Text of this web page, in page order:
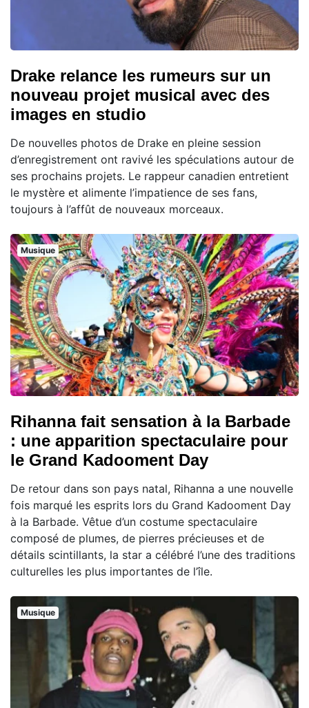
Drake relance les rumeurs sur un
nouveau projet musical avec des
images en studio
De nouvelles photos de Drake en pleine session
d’enregistrement ont ravivé les spéculations autour de
ses prochains projets. Le rappeur canadien entretient
le mystère et alimente l’impatience de ses fans,
toujours à l’affût de nouveaux morceaux.
Musique
Rihanna fait sensation à la Barbade
: une apparition spectaculaire pour
le Grand Kadooment Day
De retour dans son pays natal, Rihanna a une nouvelle
fois marqué les esprits lors du Grand Kadooment Day
à la Barbade. Vêtue d’un costume spectaculaire
composé de plumes, de pierres précieuses et de
détails scintillants, la star a célébré l’une des traditions
culturelles les plus importantes de l’île.
Musique